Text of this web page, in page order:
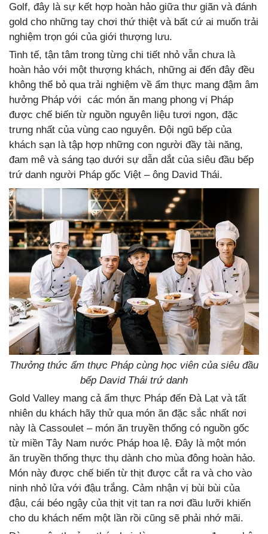
Golf, đây là sự kết hợp hoàn hảo giữa thư giãn và đánh
gold cho những tay chơi thứ thiệt và bất cứ ai muốn trải
nghiệm trọn gói của giới thượng lưu.
Tinh tế, tận tâm trong từng chi tiết nhỏ vẫn chưa là
hoàn hảo với một thượng khách, những ai đến đây đều
không thể bỏ qua trải nghiệm về ẩm thực mang đậm âm
hưởng Pháp với các món ăn mang phong vị Pháp
được chế biến từ nguồn nguyên liệu tươi ngon, đặc
trưng nhất của vùng cao nguyên. Đội ngũ bếp của
khách sạn là tập hợp những con người đầy tài năng,
đam mê và sáng tạo dưới sự dẫn dắt của siêu đầu bếp
trứ danh người Pháp gốc Việt – ông David Thái.
Thưởng thức ẩm thực Pháp cùng học viên của siêu đầu
bếp David Thái trứ danh
Gold Valley mang cả ẩm thực Pháp đến Đà Lạt và tất
nhiên du khách hãy thử qua món ăn đặc sắc nhất nơi
này là Cassoulet – món ăn truyền thống có nguồn gốc
từ miền Tây Nam nước Pháp hoa lệ. Đây là một món
ăn truyền thống thực thụ dành cho mùa đông hoàn hảo.
Món này được chế biến từ thịt được cắt ra và cho vào
ninh nhỏ lửa với đậu trắng. Cảm nhận vị bùi bùi của
đậu, cái béo ngậy của thịt vịt tan ra nơi đầu lưỡi khiến
cho du khách nếm một lần rồi cũng sẽ phải nhớ mãi.